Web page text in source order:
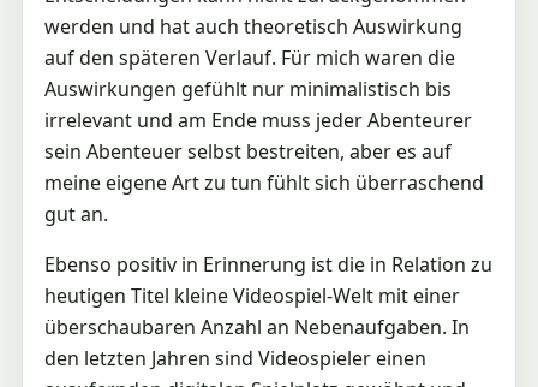
werden und hat auch theoretisch Auswirkung
auf den späteren Verlauf. Für mich waren die
Auswirkungen gefühlt nur minimalistisch bis
irrelevant und am Ende muss jeder Abenteurer
sein Abenteuer selbst bestreiten, aber es auf
meine eigene Art zu tun fühlt sich überraschend
gut an.
Ebenso positiv in Erinnerung ist die in Relation zu
heutigen Titel kleine Videospiel-Welt mit einer
überschaubaren Anzahl an Nebenaufgaben. In
den letzten Jahren sind Videospieler einen